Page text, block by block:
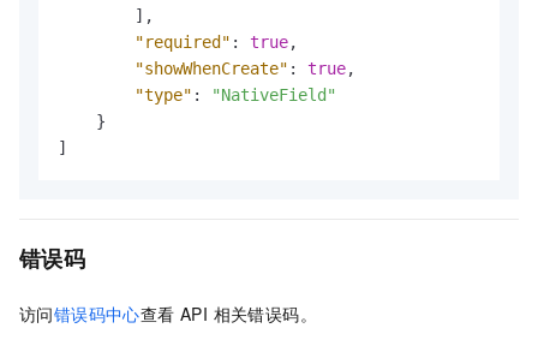
] ,
"required" : true,
"showWhenCreate" : true,
"type" :
"NativeField"
}
]
错误码
访问错误码中心查看 API 相关错误码。